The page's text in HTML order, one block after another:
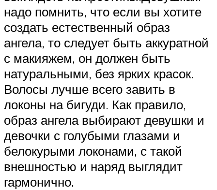
надо помнить, что если вы хотите
создать естественный образ
ангела, то следует быть аккуратной
с макияжем, он должен быть
натуральными, без ярких красок.
Волосы лучше всего завить в
локоны на бигуди. Как правило,
образ ангела выбирают девушки и
девочки с голубыми глазами и
белокурыми локонами, с такой
внешностью и наряд выглядит
гармонично.